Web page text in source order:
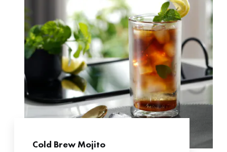
Cold Brew Mojito